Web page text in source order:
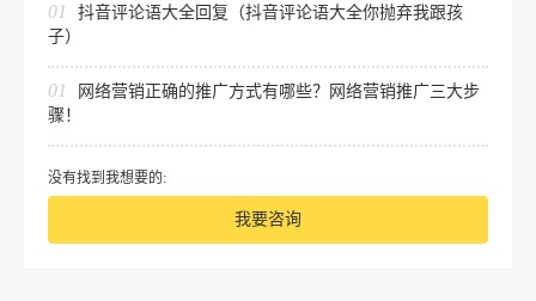
01
抖音评论语大全回复（抖音评论语大全你抛弃我跟孩
子）
01
网络营销正确的推广方式有哪些？网络营销推广三大步
骤！
没有找到我想要的:
我要咨询